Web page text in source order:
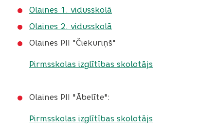
Olaines 1. vidusskolā
Olaines 2. vidusskolā
Olaines PII "Čiekuriņš"
Pirmsskolas izglītības skolotājs
Olaines PII "Ābelīte":
Pirmsskolas izglītības skolotājs